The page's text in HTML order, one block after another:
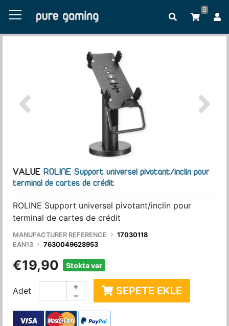
0
VALUE ROLINE Support universel pivotant/inclin pour
terminal de cartes de crédit
ROLINE Support universel pivotant/inclin pour
terminal de cartes de crédit
MANUFACTURER REFERENCE
17030118
EAN13
7630049628953
€19,90 Stokta var
Adet −
+ SEPETE EKLE